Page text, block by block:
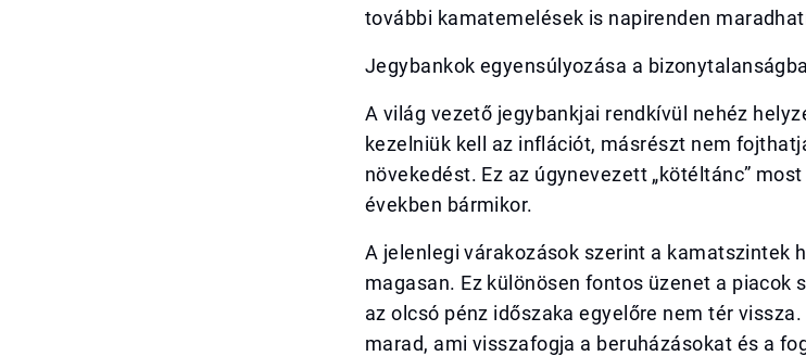
további kamatemelések is napirenden
Jegybankok egyensúlyozása a
A világ vezető jegybankjai rendkívül nehéz
kezelniük kell az inflációt, másrészt nem
növekedést. Ez az úgynevezett „kötéltánc”
években bármikor.
A jelenlegi várakozások szerint a kamatszintek
magasan. Ez különösen fontos üzenet a piacok
az olcsó pénz időszaka egyelőre nem tér
marad, ami visszafogja a beruházásokat és a